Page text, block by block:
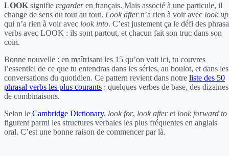
LOOK signifie regarderen français. Mais associé à une particule, il
change de sens du tout au tout. Look aftern’a rien à voir avec look up
qui n’a rien à voir avec look into. C’est justement ça le défi des
verbs avec LOOK : ils sont partout, et chacun fait son truc dans son
coin.
Bonne nouvelle : en maîtrisant les 15 qu’on voit ici, tu couvres
l’essentiel de ce que tu entendras dans les séries, au boulot, et dans les
conversations du quotidien. Ce pattern revient dans notre liste des 50
phrasal verbs les plus courants : quelques verbes de base, des dizaines
de combinaisons.
Selon le Cambridge Dictionary, look for, look afteret look forward to
figurent parmi les structures verbales les plus fréquentes en anglais
oral. C’est une bonne raison de commencer par là.